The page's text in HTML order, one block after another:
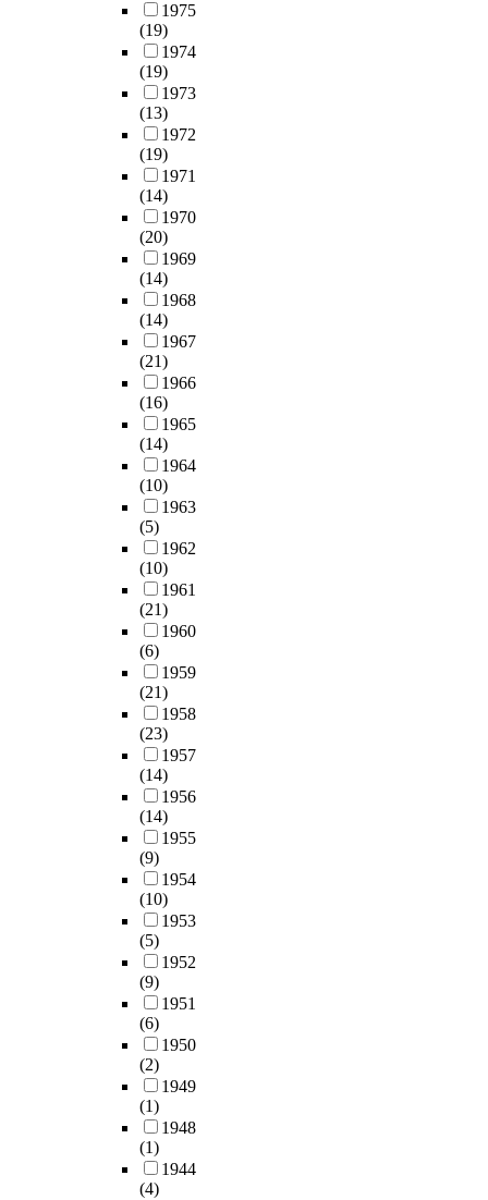
1975
(19)
1974
(19)
1973
(13)
1972
(19)
1971
(14)
1970
(20)
1969
(14)
1968
(14)
1967
(21)
1966
(16)
1965
(14)
1964
(10)
1963
(5)
1962
(10)
1961
(21)
1960
(6)
1959
(21)
1958
(23)
1957
(14)
1956
(14)
1955
(9)
1954
(10)
1953
(5)
1952
(9)
1951
(6)
1950
(2)
1949
(1)
1948
(1)
1944
(4)